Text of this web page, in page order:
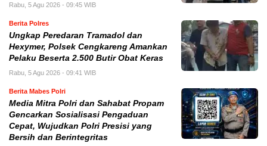
Rabu, 5 Agu 2026 - 09:45 WIB
Berita Polres
Ungkap Peredaran Tramadol dan
Hexymer, Polsek Cengkareng Amankan
Pelaku Beserta 2.500 Butir Obat Keras
Rabu, 5 Agu 2026 - 09:41 WIB
Berita Mabes Polri
Media Mitra Polri dan Sahabat Propam
Gencarkan Sosialisasi Pengaduan
Cepat, Wujudkan Polri Presisi yang
Bersih dan Berintegritas